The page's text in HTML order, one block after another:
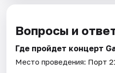
Вопросы и
Где пройдет концерт
Место проведения: Порт